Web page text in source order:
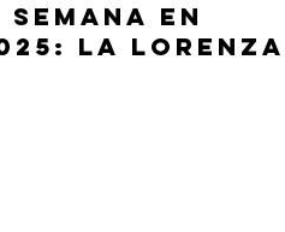
en
La Lorenza